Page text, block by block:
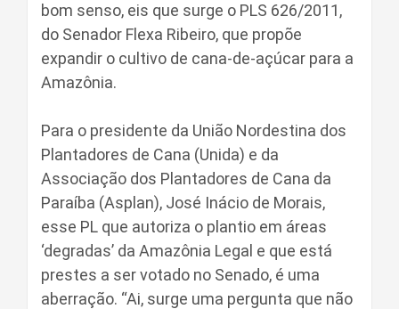
bom senso, eis que surge o PLS 626/2011,
do Senador Flexa Ribeiro, que propõe
expandir o cultivo de cana-de-açúcar para a
Amazônia.
Para o presidente da União Nordestina dos
Plantadores de Cana (Unida) e da
Associação dos Plantadores de Cana da
Paraíba (Asplan), José Inácio de Morais,
esse PL que autoriza o plantio em áreas
‘degradas’ da Amazônia Legal e que está
prestes a ser votado no Senado, é uma
aberração. “Ai, surge uma pergunta que não